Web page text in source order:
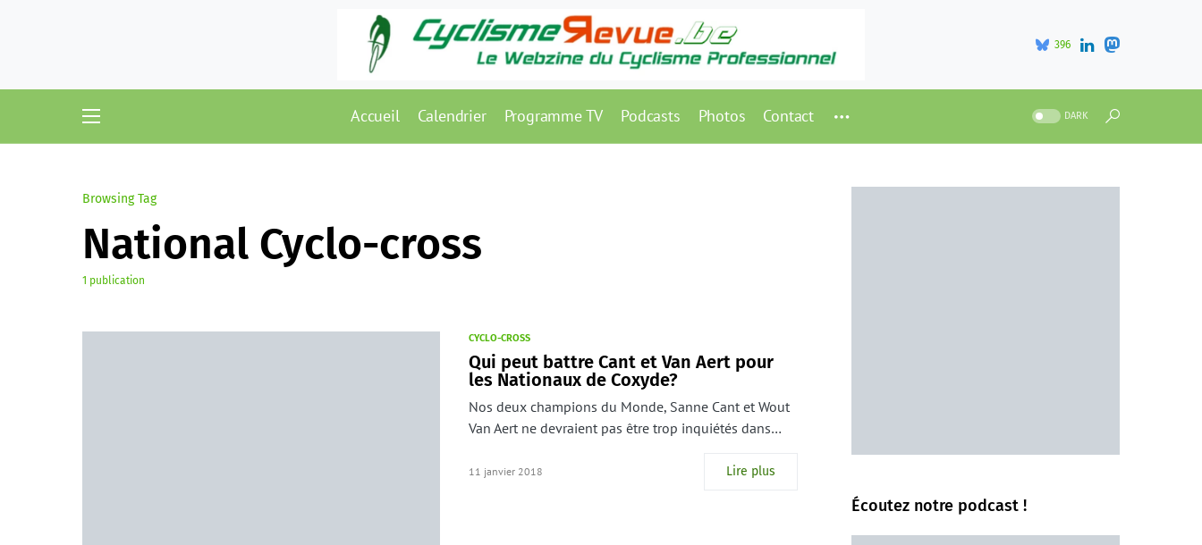
396
Accueil Calendrier Programme TV Podcasts Photos Contact DARK
Browsing Tag
National Cyclo-cross
1 publication
CYCLO-CROSS
Qui peut battre Cant et Van Aert pour
les Nationaux de Coxyde?
Nos deux champions du Monde, Sanne Cant et Wout
Van Aert ne devraient pas être trop inquiétés dans…
11 janvier 2018 Lire plus
Écoutez notre podcast !